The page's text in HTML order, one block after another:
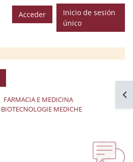
Acceder
Inicio de sesión
único
FARMACIA E MEDICINA
BIOTECNOLOGIE MEDICHE